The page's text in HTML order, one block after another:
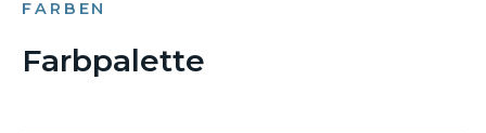
FARBEN
Farbpalette